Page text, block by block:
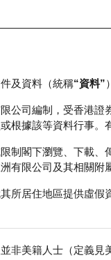
輪證市場統計 正
及資料（統稱“資料”
公司編制，受香港
根據該等資料行事。
制閣下瀏覽、下載
有限公司及其相關附
所居住地區提供虛
非美籍人士（定義
HSI 恒生指數